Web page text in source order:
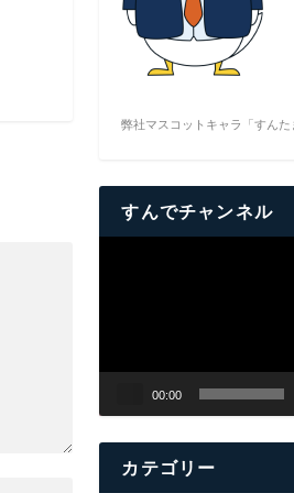
弊社マスコットキャラ「すんた
すんでチャンネル
ヤ
00:00
カテゴリー